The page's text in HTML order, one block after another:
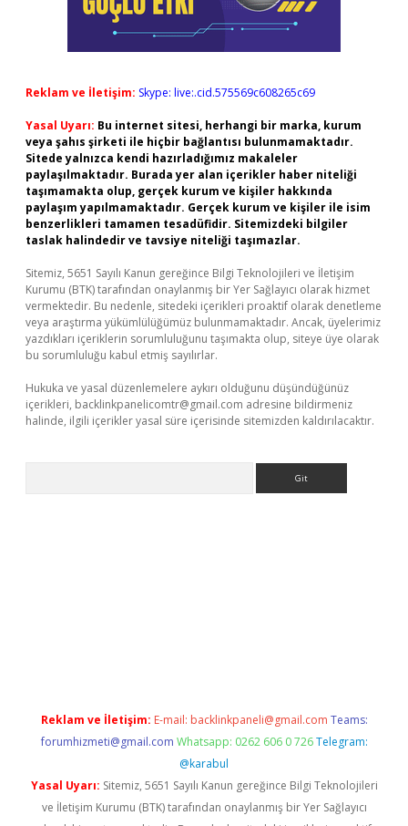
Reklam ve İletişim: Skype: live:.cid.575569c608265c69
Yasal Uyarı: Bu internet sitesi, herhangi bir marka, kurum
veya şahıs şirketi ile hiçbir bağlantısı bulunmamaktadır.
Sitede yalnızca kendi hazırladığımız makaleler
paylaşılmaktadır. Burada yer alan içerikler haber niteliği
taşımamakta olup, gerçek kurum ve kişiler hakkında
paylaşım yapılmamaktadır. Gerçek kurum ve kişiler ile isim
benzerlikleri tamamen tesadüfidir. Sitemizdeki bilgiler
taslak halindedir ve tavsiye niteliği taşımazlar.
Sitemiz, 5651 Sayılı Kanun gereğince Bilgi Teknolojileri ve İletişim
Kurumu (BTK) tarafından onaylanmış bir Yer Sağlayıcı olarak hizmet
vermektedir. Bu nedenle, sitedeki içerikleri proaktif olarak denetleme
veya araştırma yükümlülüğümüz bulunmamaktadır. Ancak, üyelerimiz
yazdıkları içeriklerin sorumluluğunu taşımakta olup, siteye üye olarak
bu sorumluluğu kabul etmiş sayılırlar.
Hukuka ve yasal düzenlemelere aykırı olduğunu düşündüğünüz
içerikleri, backlinkpanelicomtr@gmail.com adresine bildirmeniz
halinde, ilgili içerikler yasal süre içerisinde sitemizden kaldırılacaktır.
Reklam ve İletişim: E-mail: backlinkpaneli@gmail.com Teams:
forumhizmeti@gmail.com Whatsapp: 0262 606 0 726 Telegram:
@karabul
Yasal Uyarı: Sitemiz, 5651 Sayılı Kanun gereğince Bilgi Teknolojileri
ve İletişim Kurumu (BTK) tarafından onaylanmış bir Yer Sağlayıcı